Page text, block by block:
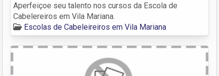
Aperfeiçoe seu talento nos cursos da Escola de
Cabelereiros em Vila Mariana.
Escolas de Cabeleireiros em Vila Mariana